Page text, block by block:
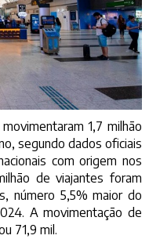
1,7 milhão
segundo dados oficiais
com origem nos
de viajantes foram
número 5,5% maior do
A movimentação de
71,9 mil.